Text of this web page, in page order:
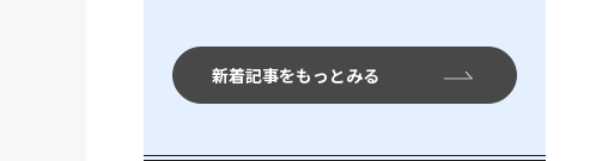
新着記事をもっとみる